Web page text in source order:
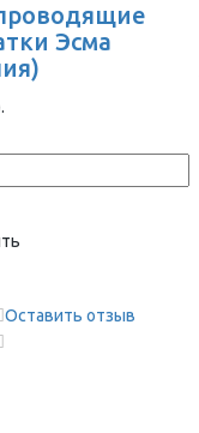
Эсма
Оставить отзыв